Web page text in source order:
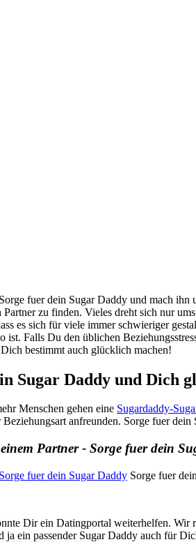
fuer dein Sugar Daddy und mach
Partner zu finden. Vieles dreht sich nur
es sich für viele immer schwieriger
ist. Falls Du den üblichen
bestimmt auch glücklich machen!
Sugar Daddy und Dich
Menschen gehen eine Sugardaddy-
anfreunden. Sorge fuer
Partner - Sorge fuer dein
Sorge fuer
Dir ein Datingportal weiterhelfen.
ein passender Sugar Daddy auch für